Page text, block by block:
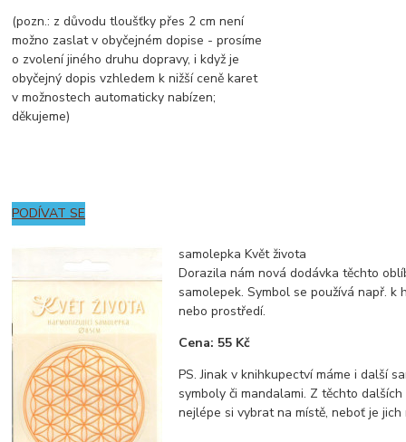
(pozn.: z důvodu tloušťky přes 2 cm není
možno zaslat v obyčejném dopise - prosíme
o zvolení jiného druhu dopravy, i když je
obyčejný dopis vzhledem k nižší ceně karet
v možnostech automaticky nabízen;
děkujeme)
PODÍVAT SE
samolepka Květ života
Dorazila nám nová dodávka těchto
samolepek. Symbol se používá např. k
nebo prostředí.
Cena: 55 Kč
PS. Jinak v knihkupectví máme i další
symboly či mandalami. Z těchto
nejlépe si vybrat na místě, neboť je jich